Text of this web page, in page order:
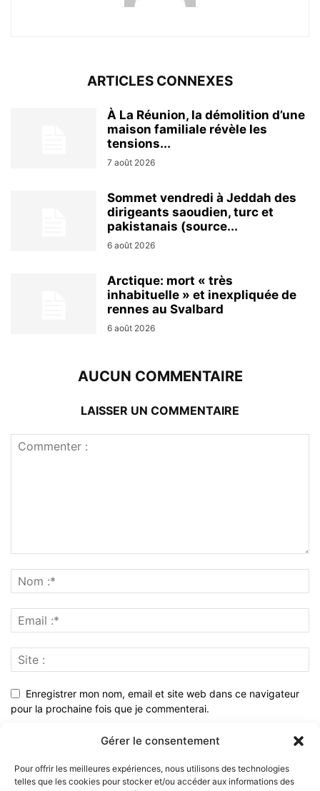
Gérer le consentement
Pour offrir les meilleures expériences, nous utilisons des technologies
telles que les cookies pour stocker et/ou accéder aux informations des
ARTICLES CONNEXES
À La Réunion, la démolition d’une
maison familiale révèle les
tensions...
7 août 2026
Sommet vendredi à Jeddah des
dirigeants saoudien, turc et
pakistanais (source...
6 août 2026
Arctique: mort « très
inhabituelle » et inexpliquée de
rennes au Svalbard
6 août 2026
AUCUN COMMENTAIRE
LAISSER UN COMMENTAIRE
Enregistrer mon nom, email et site web dans ce navigateur
pour la prochaine fois que je commenterai.